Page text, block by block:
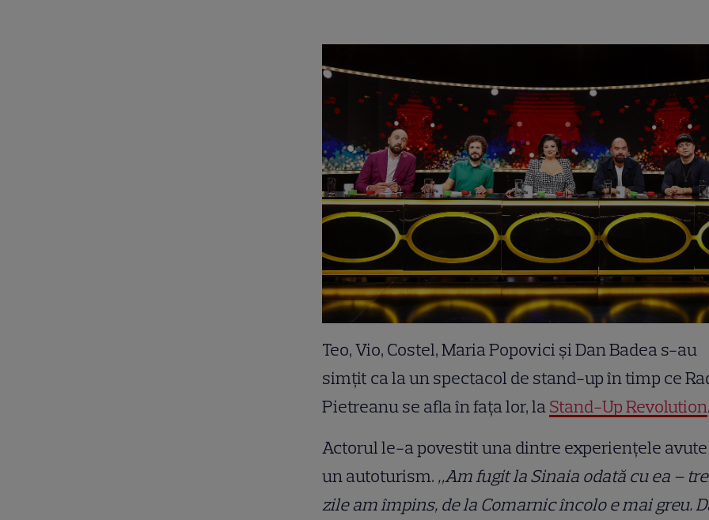
Teo, Vio, Costel, Maria Popovici și Dan Badea s-au
simțit ca la un spectacol de stand-up în timp ce
Pietreanu se afla în fața lor, laStand-Up Revolution.
Actorul le-a povestit una dintre experiențele
un autoturism. „Am fugit la Sinaia odată cu ea –
zile am împins, de la Comarnic încolo e mai greu.